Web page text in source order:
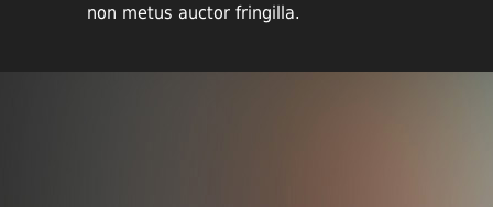
non metus auctor fringilla.